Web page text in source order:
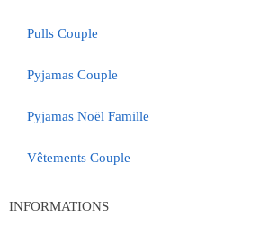
Pulls Couple
Pyjamas Couple
Pyjamas Noël Famille
Vêtements Couple
INFORMATIONS